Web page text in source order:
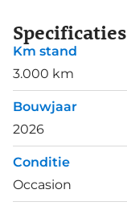
Specificaties
Km stand
3.000 km
Bouwjaar
2026
Conditie
Occasion